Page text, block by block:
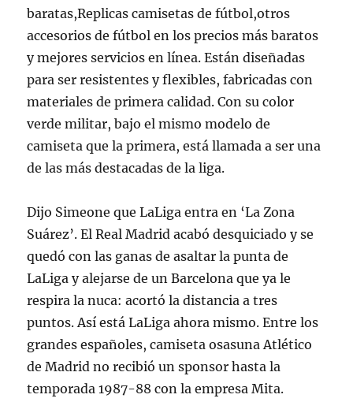
baratas,Replicas camisetas de fútbol,otros
accesorios de fútbol en los precios más baratos
y mejores servicios en línea. Están diseñadas
para ser resistentes y flexibles, fabricadas con
materiales de primera calidad. Con su color
verde militar, bajo el mismo modelo de
camiseta que la primera, está llamada a ser una
de las más destacadas de la liga.
Dijo Simeone que LaLiga entra en ‘La Zona
Suárez’. El Real Madrid acabó desquiciado y se
quedó con las ganas de asaltar la punta de
LaLiga y alejarse de un Barcelona que ya le
respira la nuca: acortó la distancia a tres
puntos. Así está LaLiga ahora mismo. Entre los
grandes españoles, camiseta osasuna Atlético
de Madrid no recibió un sponsor hasta la
temporada 1987-88 con la empresa Mita.